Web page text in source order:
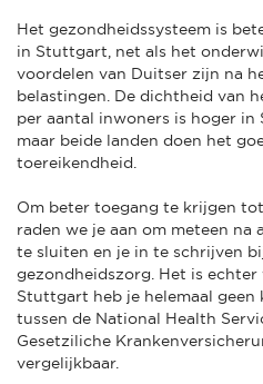
Het gezondheidssysteem is
in Stuttgart, net als het
voordelen van Duitser zijn na
belastingen. De dichtheid van
per aantal inwoners is hoger
maar beide landen doen het
toereikendheid.
Om beter toegang te krijgen
raden we je aan om meteen na
te sluiten en je in te schrijven
gezondheidszorg. Het is
Stuttgart heb je helemaal geen
tussen de National Health
Gesetziliche
vergelijkbaar.